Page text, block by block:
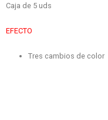
Caja de 5 uds
EFECTO
Tres cambios de color